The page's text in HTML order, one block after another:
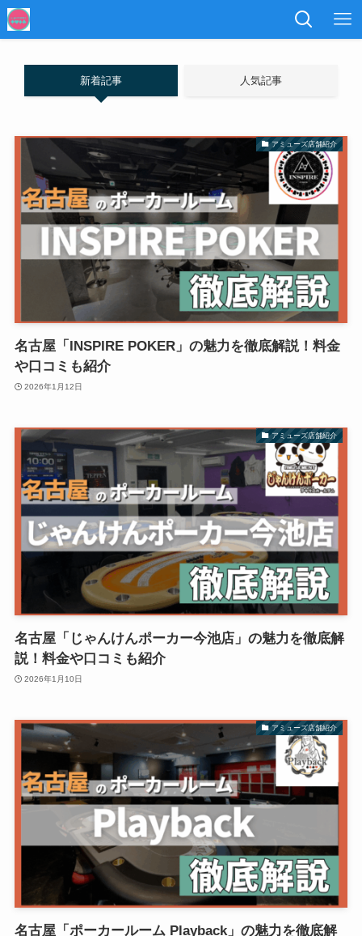
新着記事 人気記事
アミューズ店舗紹介
名古屋「INSPIRE POKER」の魅力を徹底解説！料金
や口コミも紹介
2026年1月12日
アミューズ店舗紹介
名古屋「じゃんけんポーカー今池店」の魅力を徹底解
説！料金や口コミも紹介
2026年1月10日
アミューズ店舗紹介
名古屋「ポーカールーム Playback」の魅力を徹底解